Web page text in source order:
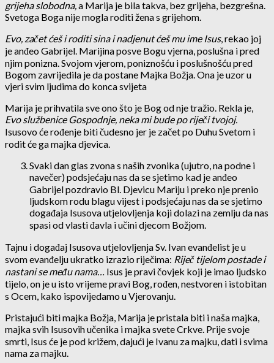
grijeha slobodna,a Marija je bila takva, bez grijeha, bezgrešna.
Svetoga Boga nije mogla roditi žena s grijehom.
Evo, začet ćeš i roditi sina i nadjenut ćeš mu ime Isus, rekao joj
je anđeo Gabrijel. Marijina posve Bogu vjerna, poslušna i pred
njim ponizna. Svojom vjerom, poniznošću i poslušnošću pred
Bogom zavrijedila je da postane Majka Božja. Ona je uzor u
vjeri svim ljudima do konca svijeta
Marija je prihvatila sve ono što je Bog od nje tražio. Rekla je,
Evo službenice Gospodnje, neka mi bude po riječi tvojoj.
Isusovo će rođenje biti čudesno jer je začet po Duhu Svetom i
rodit će ga majka djevica.
Svaki dan glas zvona s naših zvonika (ujutro, na podne i
navečer) podsjećaju nas da se sjetimo kad je anđeo
Gabrijel pozdravio Bl. Djevicu Mariju i preko nje prenio
ljudskom rodu blagu vijest i podsjećaju nas da se sjetimo
događaja Isusova utjelovljenja koji dolazi na zemlju da nas
spasi od vlasti đavla i učini djecom Božjom.
Tajnu i događaj Isusova utjelovljenja Sv. Ivan evanđelist je u
svom evanđelju ukratko izrazio riječima: Riječ tijelom postade i
nastani se među nama… Isus je pravi čovjek koji je imao ljudsko
tijelo, on je u isto vrijeme pravi Bog, rođen, nestvoren i istobitan
s Ocem, kako ispovijedamo u Vjerovanju.
Pristajući biti majka Božja, Marija je pristala biti i naša majka,
majka svih Isusovih učenika i majka svete Crkve. Prije svoje
smrti, Isus će je pod križem, dajući je Ivanu za majku, dati i svima
nama za majku.